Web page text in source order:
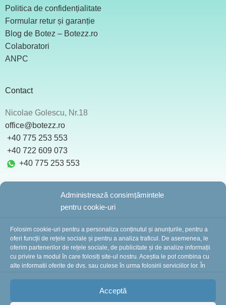
Administrează consimțămintele
pentru cookie-uri
Folosim cookie-uri pentru a personaliza conținutul și anunțurile, pentru a
oferi funcții de rețele sociale și pentru a analiza traficul. De asemenea, le
oferim partenerilor de rețele sociale, de publicitate și de analize informații
cu privire la modul în care folosiți site-ul nostru. Aceștia le pot combina cu
alte informații oferite de dvs. sau culese în urma folosirii serviciilor lor. În
Acceptă
Politica de confidențialitate
Formular retur și garanție
Blog de Botez – Botezz.ro
Colaboratori
ANPC
Contact
Nicolae Golescu, Nr.18
office@botezz.ro
+40 775 253 553
‪ +40 722 609 073
+40 775 253 553
În perioada 10-16 august suntem în concediu.
procesate și expediate începând cu 18 august.
mulțumim pentru înțelegere și vă așteptăm cu drag!